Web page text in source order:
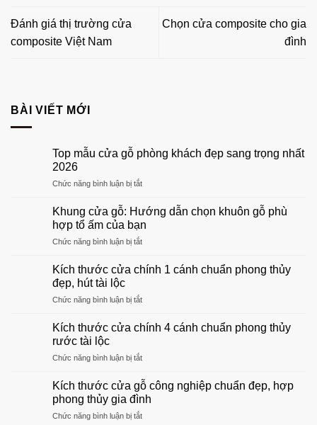
Đánh giá thị trường cửa
composite Việt Nam
Chọn cửa composite cho gia
đình
BÀI VIẾT MỚI
Top mẫu cửa gỗ phòng khách đẹp sang trọng nhất
2026
Chức năng bình luận bị tắtở
mẫu
gỗ
phòng
đẹp
nhất
Khung cửa gỗ: Hướng dẫn chọn khuôn gỗ phù
hợp tổ ấm của bạn
Chức năng bình luận bị tắtở
cửa
dẫn
khuôn
hợp
ấm
của
Kích thước cửa chính 1 cánh chuẩn phong thủy
đẹp, hút tài lộc
Chức năng bình luận bị tắtở
thước
1
chuẩn
phong
đẹp,
Kích thước cửa chính 4 cánh chuẩn phong thủy
rước tài lộc
Chức năng bình luận bị tắtở
thước
cửa
chính
4
Kích thước cửa gỗ công nghiệp chuẩn đẹp, hợp
phong thủy gia đình
Chức năng bình luận bị tắtở